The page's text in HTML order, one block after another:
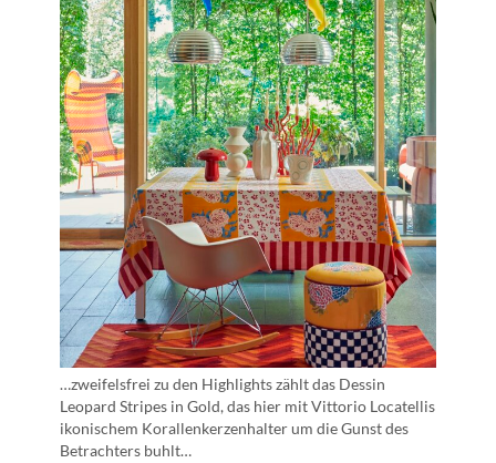
…zweifelsfrei zu den Highlights zählt das Dessin
Leopard Stripes in Gold, das hier mit Vittorio Locatellis
ikonischem Korallenkerzenhalter um die Gunst des
Betrachters buhlt…